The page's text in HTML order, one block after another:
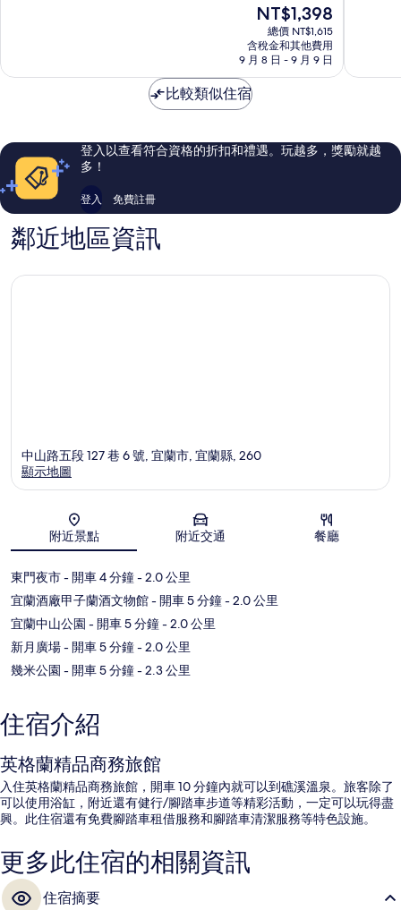
常
評
論
現
價
格
為
NT$1,398
總價 NT$1,615
含稅金和其他費用
9 月 8 日 - 9 月 9 日
常
評
論
比較類似住宿
登入以查看符合資格的折扣和禮遇。玩越多，獎勵就越
多！
登入 免費註冊
鄰近地區資訊
地圖
中山路五段 127 巷 6 號, 宜蘭市, 宜蘭縣, 260
顯示地圖
附近景點 附近交通 餐廳
東門夜市- 開車 4 分鐘- 2.0 公里
宜蘭酒廠甲子蘭酒文物館- 開車 5 分鐘- 2.0 公里
宜蘭中山公園 - 開車 5 分鐘- 2.0 公里
新月廣場- 開車 5 分鐘- 2.0 公里
幾米公園 - 開車 5 分鐘- 2.3 公里
住宿介紹
英格蘭精品商務旅館
入住英格蘭精品商務旅館，開車 10 分鐘內就可以到礁溪溫泉。旅客除了
可以使用浴缸，附近還有健行/腳踏車步道等精彩活動，一定可以玩得盡
興。此住宿還有免費腳踏車租借服務和腳踏車清潔服務等特色設施。
更多此住宿的相關資訊
住宿摘要